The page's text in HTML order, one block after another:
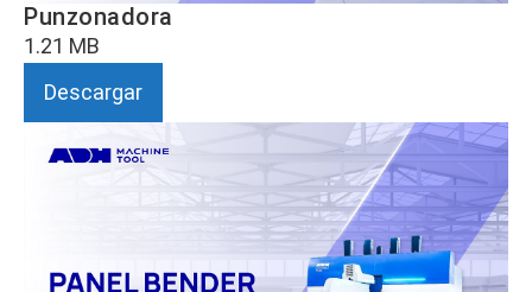
Punzonadora
1.21 MB
Descargar